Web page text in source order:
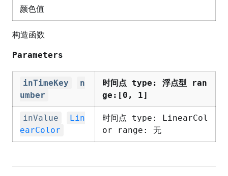
颜色值
构造函数
Parameters
inTimeKey
n
umber
时间点 type: 浮点型 ran
ge:[0, 1]
inValue
Lin
earColor
时间点 type: LinearCol
or range: 无